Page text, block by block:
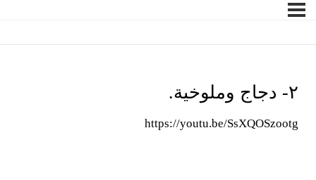
٢- دجاج وملوخية.
https://youtu.be/SsXQOSzootg